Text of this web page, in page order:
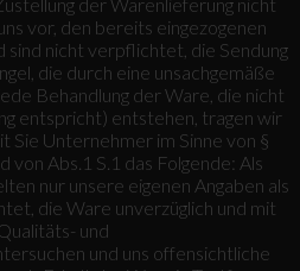
vor, den bereits eingezogenen
sind nicht verpflichtet, die Sendung
die durch eine unsachgemäße
Behandlung der Ware, die nicht
entspricht) entstehen, tragen wir
Sie Unternehmer im Sinne von §
von Abs.1 S.1 das Folgende: Als
nur unsere eigenen Angaben als
die Ware unverzüglich und mit
und
und uns offensichtliche